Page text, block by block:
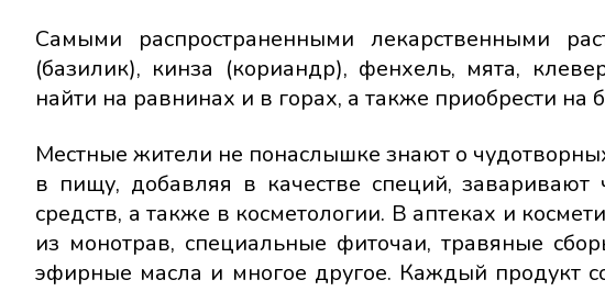
Самыми распространенными лекарственными
(базилик), кинза (кориандр), фенхель, мята,
найти на равнинах и в горах, а также приобрести на
Местные жители не понаслышке знают о
в пищу, добавляя в качестве специй,
средств, а также в косметологии. В аптеках и
из монотрав, специальные фиточаи, травяные
эфирные масла и многое другое. Каждый продукт